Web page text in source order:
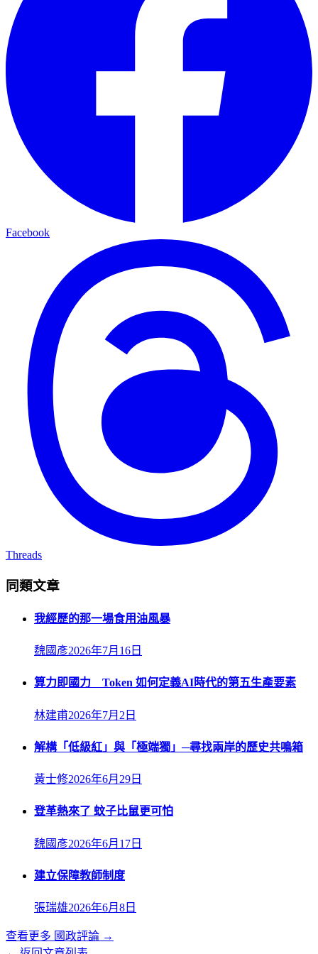
Facebook
Threads
同類文章
我經歷的那一場食用油風暴
魏國彥2026年7月16日
算力即國力 Token 如何定義AI時代的第五生產要素
林建甫2026年7月2日
解構「低級紅」與「極端獨」─尋找兩岸的歷史共鳴箱
黃士修2026年6月29日
登革熱來了 蚊子比鼠更可怕
魏國彥2026年6月17日
建立保障教師制度
張瑞雄2026年6月8日
查看更多 國政評論 →